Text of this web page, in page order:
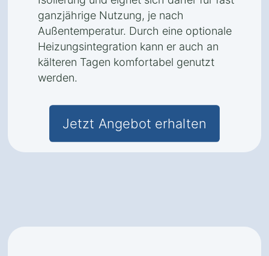
ganzjährige Nutzung, je nach
Außentemperatur. Durch eine optionale
Heizungsintegration kann er auch an
kälteren Tagen komfortabel genutzt
werden.
Jetzt Angebot erhalten